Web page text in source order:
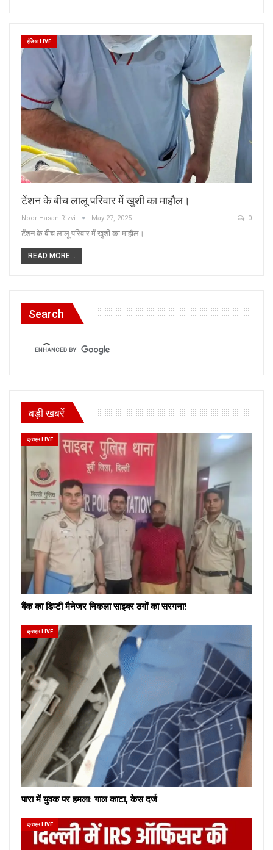
इंडिया LIVE
टेंशन के बीच लालू परिवार में खुशी का माहौल।
Noor Hasan Rizvi May 27, 2025 0
टेंशन के बीच लालू परिवार में खुशी का माहौल।
READ MORE...
Search
बड़ी खबरें
क्राइम LIVE
बैंक का डिप्टी मैनेजर निकला साइबर ठगों का सरगना!
क्राइम LIVE
पारा में युवक पर हमला: गाल काटा, केस दर्ज
क्राइम LIVE